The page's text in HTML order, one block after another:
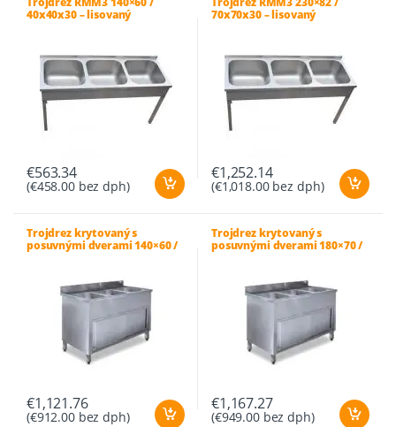
40x40x30 – lisovaný
€563.34
(€458.00bez dph)
70x70x30 – lisovaný
€1,252.14
(€1,018.00bez dph)
Trojdrez krytovaný s
posuvnými dverami 140×60 /
€1,121.76
(€912.00bez dph)
Trojdrez krytovaný s
posuvnými dverami 180×70 /
€1,167.27
(€949.00bez dph)